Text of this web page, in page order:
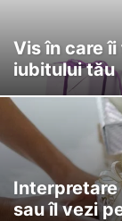
Vis în care
iubitului tău
Interpretare
sau îl vezi